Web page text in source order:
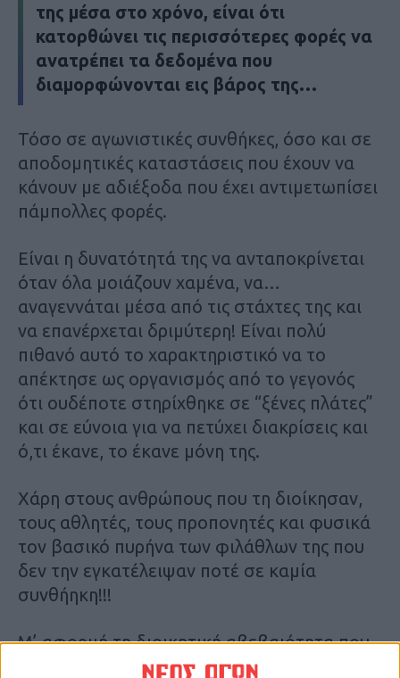
της μέσα στο χρόνο, είναι ότι
κατορθώνει τις περισσότερες φορές να
ανατρέπει τα δεδομένα που
διαμορφώνονται εις βάρος της…
Τόσο σε αγωνιστικές συνθήκες, όσο και σε
αποδομητικές καταστάσεις που έχουν να
κάνουν με αδιέξοδα που έχει αντιμετωπίσει
πάμπολλες φορές.
Είναι η δυνατότητά της να ανταποκρίνεται
όταν όλα μοιάζουν χαμένα, να…
αναγεννάται μέσα από τις στάχτες της και
να επανέρχεται δριμύτερη! Είναι πολύ
πιθανό αυτό το χαρακτηριστικό να το
απέκτησε ως οργανισμός από το γεγονός
ότι ουδέποτε στηρίχθηκε σε “ξένες πλάτες”
και σε εύνοια για να πετύχει διακρίσεις και
ό,τι έκανε, το έκανε μόνη της.
Χάρη στους ανθρώπους που τη διοίκησαν,
τους αθλητές, τους προπονητές και φυσικά
τον βασικό πυρήνα των φιλάθλων της που
δεν την εγκατέλειψαν ποτέ σε καμία
συνθήηκη!!!
Μ’ αφορμή τη διοικητική αβεβαιότητα που
επικρατεί στις μέρες μας, κάναμε ένα